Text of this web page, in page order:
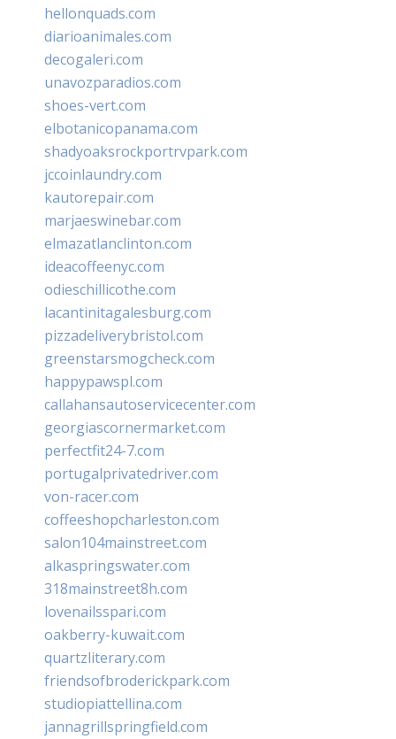
hellonquads.com
diarioanimales.com
decogaleri.com
unavozparadios.com
shoes-vert.com
elbotanicopanama.com
shadyoaksrockportrvpark.com
jccoinlaundry.com
kautorepair.com
marjaeswinebar.com
elmazatlanclinton.com
ideacoffeenyc.com
odieschillicothe.com
lacantinitagalesburg.com
pizzadeliverybristol.com
greenstarsmogcheck.com
happypawspl.com
callahansautoservicecenter.com
georgiascornermarket.com
perfectfit24-7.com
portugalprivatedriver.com
von-racer.com
coffeeshopcharleston.com
salon104mainstreet.com
alkaspringswater.com
318mainstreet8h.com
lovenailsspari.com
oakberry-kuwait.com
quartzliterary.com
friendsofbroderickpark.com
studiopiattellina.com
jannagrillspringfield.com